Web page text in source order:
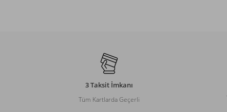
3 Taksit İmkanı
Tüm Kartlarda Geçerli